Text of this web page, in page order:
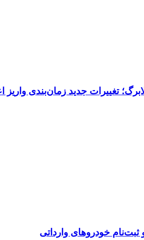
تغییرات جدید زمان‌بندی واریز
خودروهای وارداتی